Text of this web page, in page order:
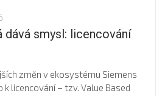
dává smysl: licencování
změn v ekosystému Siemens
k licencování – tzv. Value Based